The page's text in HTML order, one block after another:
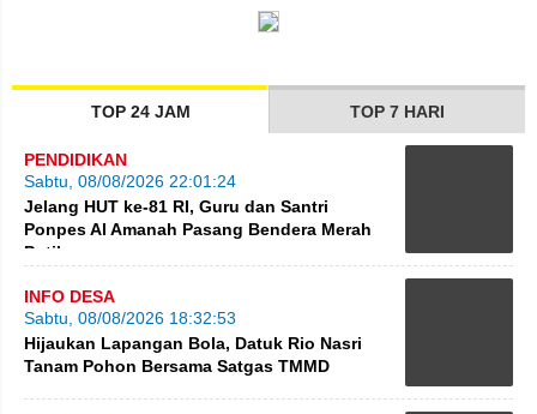
TOP 24 JAM TOP 7 HARI
PENDIDIKAN
Sabtu, 08/08/2026 22:01:24
Jelang HUT ke-81 RI, Guru dan Santri
Ponpes Al Amanah Pasang Bendera Merah
Putih
INFO DESA
Sabtu, 08/08/2026 18:32:53
Hijaukan Lapangan Bola, Datuk Rio Nasri
Tanam Pohon Bersama Satgas TMMD